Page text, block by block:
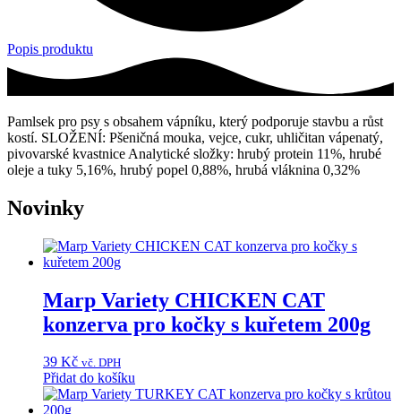
Popis produktu
Pamlsek pro psy s obsahem vápníku, který podporuje stavbu a růst
kostí. SLOŽENÍ: Pšeničná mouka, vejce, cukr, uhličitan vápenatý,
pivovarské kvastnice Analytické složky: hrubý protein 11%, hrubé
oleje a tuky 5,16%, hrubý popel 0,88%, hrubá vláknina 0,32%
Novinky
Marp Variety CHICKEN CAT
konzerva pro kočky s kuřetem 200g
39 Kč vč. DPH
Přidat do košíku